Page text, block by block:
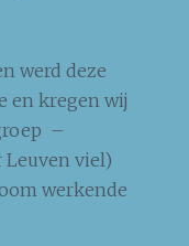
werd deze
en kregen wij
–
Leuven viel)
werkende